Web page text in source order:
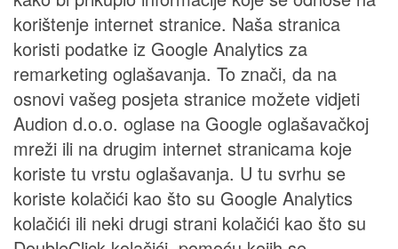
korištenje internet stranice. Naša stranica
koristi podatke iz Google Analytics za
remarketing oglašavanja. To znači, da na
osnovi vašeg posjeta stranice možete vidjeti
Audion d.o.o. oglase na Google oglašavačkoj
mreži ili na drugim internet stranicama koje
koriste tu vrstu oglašavanja. U tu svrhu se
koriste kolačići kao što su Google Analytics
kolačići ili neki drugi strani kolačići kao što su